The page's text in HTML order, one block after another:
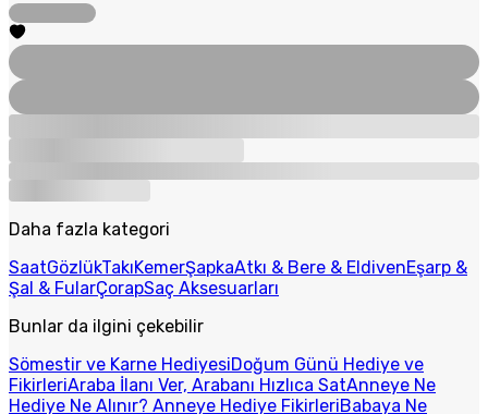
Daha fazla kategori
SaatGözlükTakıKemerŞapkaAtkı & Bere & EldivenEşarp &
Şal & FularÇorapSaç Aksesuarları
Bunlar da ilgini çekebilir
Sömestir ve Karne HediyesiDoğum Günü Hediye ve
FikirleriAraba İlanı Ver, Arabanı Hızlıca SatAnneye Ne
Hediye Ne Alınır? Anneye Hediye FikirleriBabaya Ne